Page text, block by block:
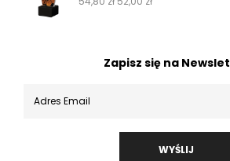
Zapisz się na
WYŚLIJ